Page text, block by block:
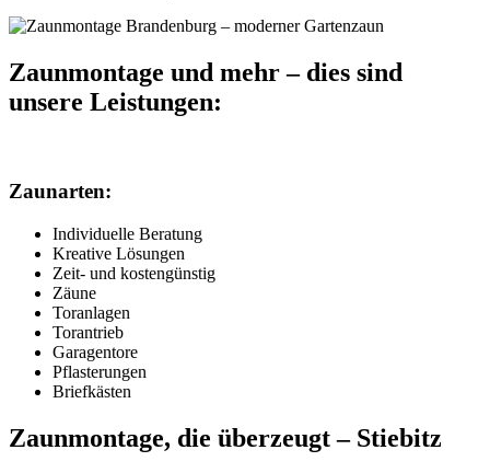
Zaunmontage und mehr – dies sind
unsere Leistungen:
Zaunarten:
Individuelle Beratung
Kreative Lösungen
Zeit- und kostengünstig
Zäune
Toranlagen
Torantrieb
Garagentore
Pflasterungen
Briefkästen
Zaunmontage, die überzeugt – Stiebitz